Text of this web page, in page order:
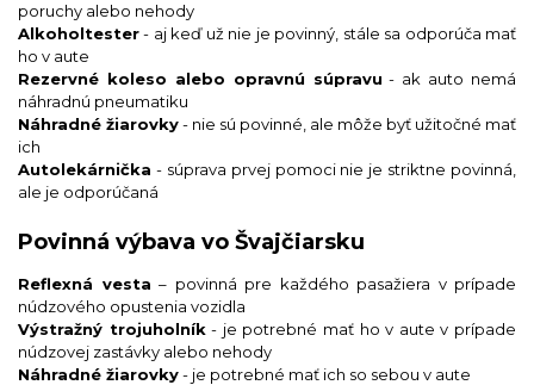
poruchy alebo nehody
Alkoholtester- aj keď už nie je povinný, stále sa odporúča mať
ho v aute
Rezervné koleso alebo opravnú súpravu - ak auto nemá
náhradnú pneumatiku
Náhradné žiarovky- nie sú povinné, ale môže byť užitočné mať
ich
Autolekárnička - súprava prvej pomoci nie je striktne povinná,
ale je odporúčaná
Povinná výbava vo Švajčiarsku
Reflexná vesta – povinná pre každého pasažiera v prípade
núdzového opustenia vozidla
Výstražný trojuholník - je potrebné mať ho v aute v prípade
núdzovej zastávky alebo nehody
Náhradné žiarovky- je potrebné mať ich so sebou v aute